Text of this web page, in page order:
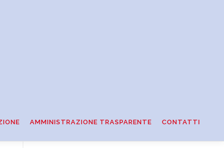
AMMINISTRAZIONE TRASPARENTE CONTATTI